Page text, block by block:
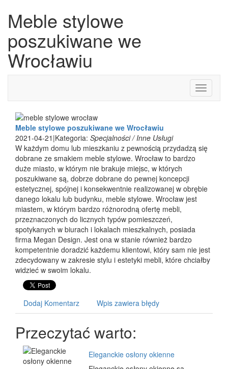
Meble stylowe
poszukiwane we
Wrocławiu
Toggle
Meble stylowe poszukiwane we Wrocławiu
2021-04-21 |Kategoria: Specjalności / Inne Usługi
W każdym domu lub mieszkaniu z pewnością przydadzą się
dobrane ze smakiem meble stylowe. Wrocław to bardzo
duże miasto, w którym nie brakuje miejsc, w których
poszukiwane są, dobrze dobrane do pewnej koncepcji
estetycznej, spójnej i konsekwentnie realizowanej w obrębie
danego lokalu lub budynku, meble stylowe. Wrocław jest
miastem, w którym bardzo różnorodną ofertę mebli,
przeznaczonych do licznych typów pomieszczeń,
spotykanych w biurach i lokalach mieszkalnych, posiada
firma Megan Design. Jest ona w stanie również bardzo
kompetentnie doradzić każdemu klientowi, który sam nie jest
zdecydowany w zakresie stylu i estetyki mebli, które chciałby
widzieć w swoim lokalu.
Dodaj Komentarz Wpis zawiera błędy
Przeczytać warto:
Eleganckie osłony okienne